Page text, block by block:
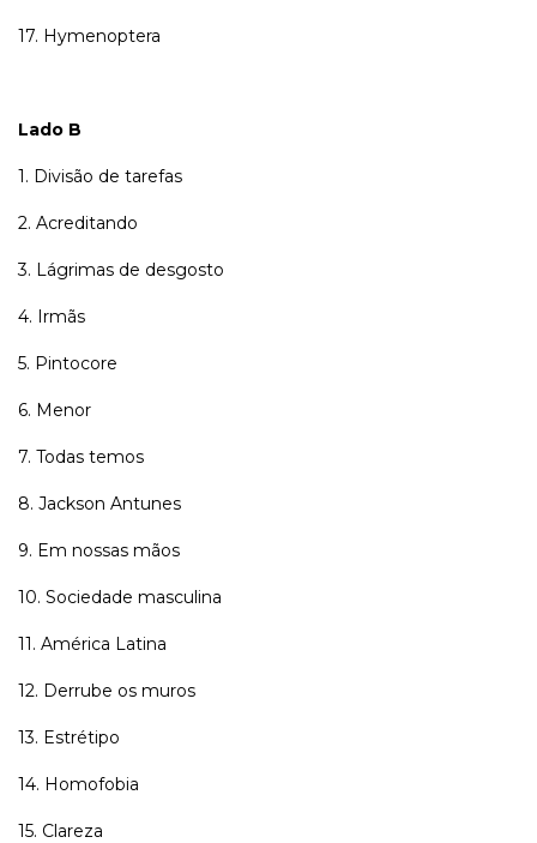
17. Hymenoptera
Lado B
1. Divisão de tarefas
2. Acreditando
3. Lágrimas de desgosto
4. Irmãs
5. Pintocore
6. Menor
7. Todas temos
8. Jackson Antunes
9. Em nossas mãos
10. Sociedade masculina
11. América Latina
12. Derrube os muros
13. Estrétipo
14. Homofobia
15. Clareza